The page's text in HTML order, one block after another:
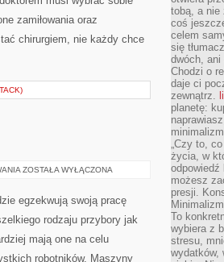
zamiłowania oraz
chirurgiem, nie każdy chce
NOWOCZESNE
ZOSTAŁA WYŁĄCZONA
egzekwują swoją pracę
rodzaju przybory jak
mają one na celu
robotników. Maszyny
tobą, a nie
coś
celem
się
dwóch,
Chodzi o
daje ci
zewnątrz.
planetę:
„Czy to,
życia, w
odpowiedź
możesz
presji.
To
wybiera z
stresu,
wydatków,